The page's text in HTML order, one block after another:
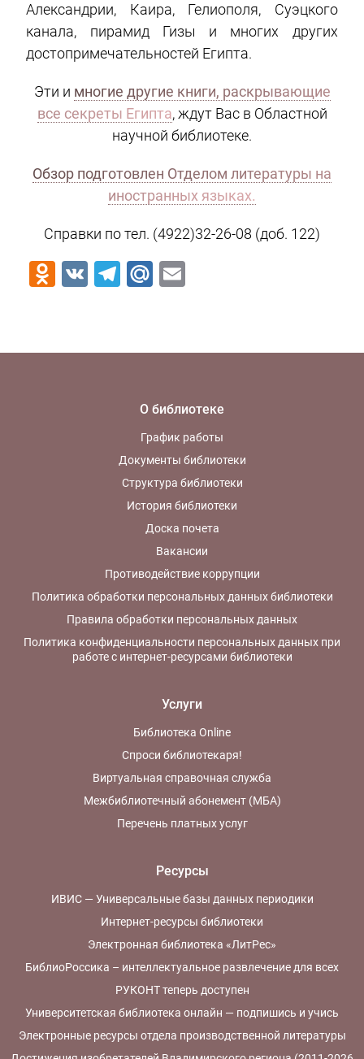
Александрии, Каира, Гелиополя, Суэцкого
канала, пирамид Гизы и многих других
достопримечательностей Египта.
Эти и многие другие книги, раскрывающие
все секреты Египта, ждут Вас в Областной
научной библиотеке.
Обзор подготовлен Отделом литературы на
иностранных языках.
Справки по тел. (4922)32-26-08 (доб. 122)
Odnoklassniki
VK Telegram
Mail.Ru
О библиотеке
График работы
Документы библиотеки
Структура библиотеки
История библиотеки
Доска почета
Вакансии
Противодействие коррупции
Политика обработки персональных данных библиотеки
Правила обработки персональных данных
Политика конфиденциальности персональных данных при
работе с интернет-ресурсами библиотеки
Услуги
Библиотека Online
Спроси библиотекаря!
Виртуальная справочная служба
Межбиблиотечный абонемент (МБА)
Перечень платных услуг
Ресурсы
ИВИС — Универсальные базы данных периодики
Интернет-ресурсы библиотеки
Электронная библиотека «ЛитРес»
БиблиоРоссика – интеллектуальное развлечение для всех
РУКОНТ теперь доступен
Университетская библиотека онлайн — подпишись и учись
Электронные ресурсы отдела производственной литературы